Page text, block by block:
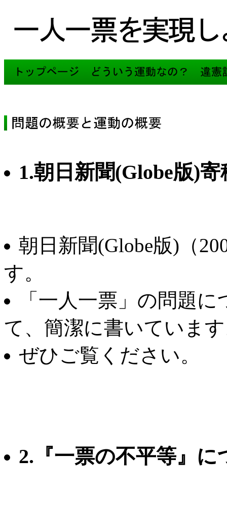
1.朝日新聞(Globe版)寄
朝日新聞(Globe版)（
す。
「一人一票」の問題
て、簡潔に書いていま
ぜひご覧ください。
2.『一票の不平等』に